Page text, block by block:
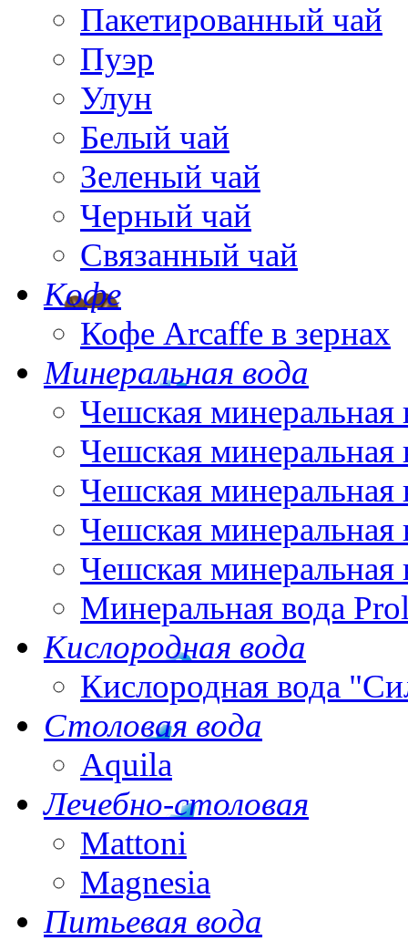
Пакетированный чай
Пуэр
Улун
Белый чай
Зеленый чай
Черный чай
Связанный чай
Кофе
Кофе Arcaffe в зернах
Минеральная вода
Чешская минеральная
Чешская минеральная
Чешская минеральная
Чешская минеральная
Чешская минеральная
Минеральная вода
Кислородная вода
Кислородная вода
Столовая вода
Aquila
Лечебно-столовая
Mattoni
Magnesia
Питьевая вода